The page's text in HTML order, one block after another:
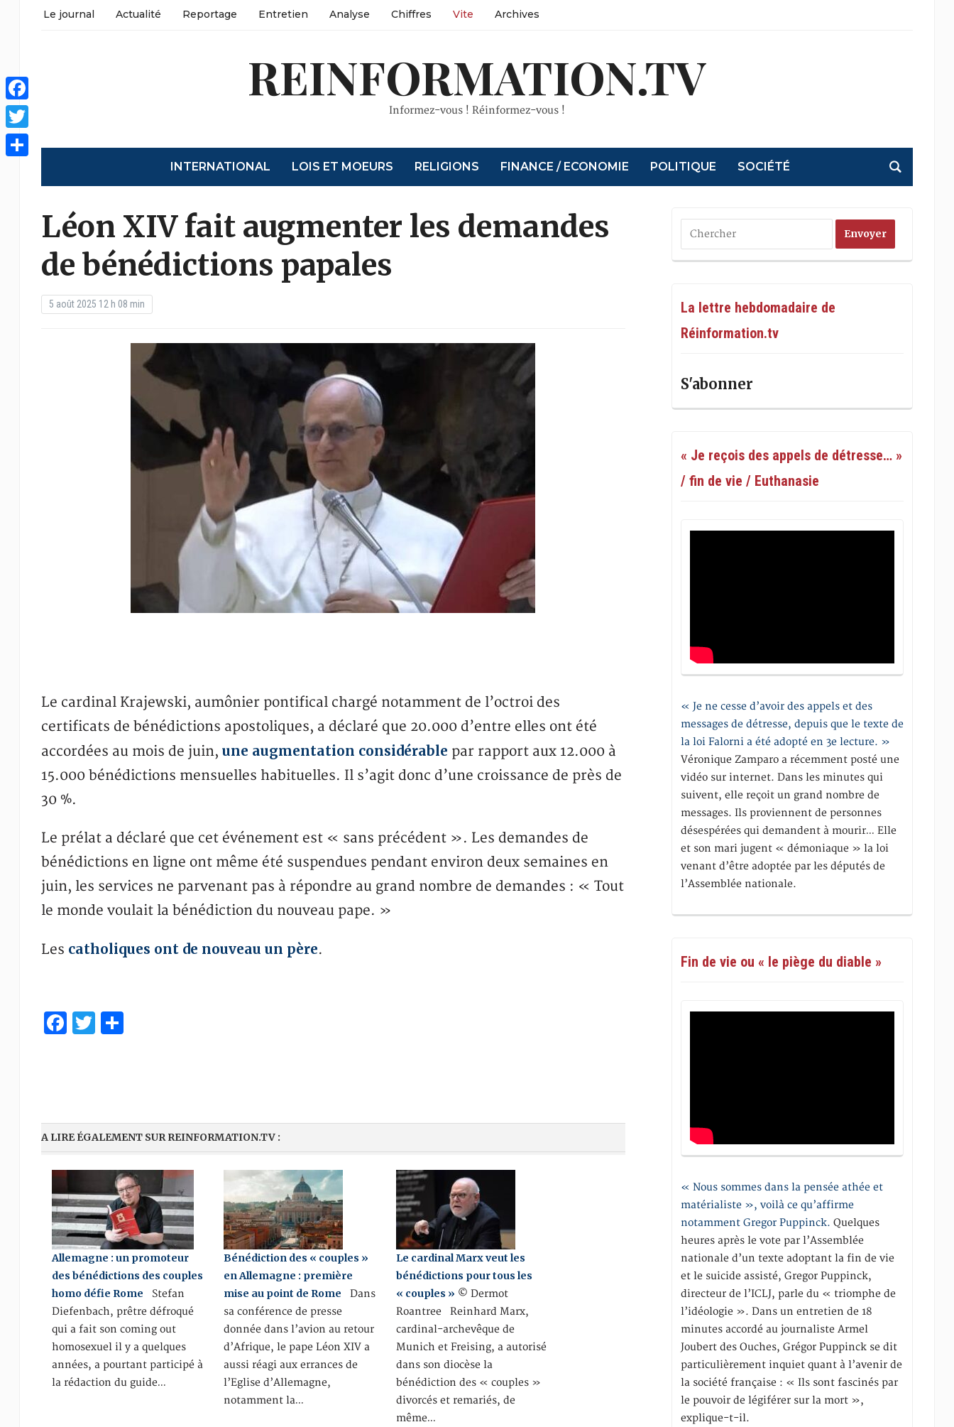
Le journal Actualité Reportage Entretien Analyse Chiffres Vite Archives
REINFORMATION.TV
Informez-vous ! Réinformez-vous !
INTERNATIONAL LOIS ET MOEURS RELIGIONS FINANCE / ECONOMIE POLITIQUE SOCIÉTÉ
Léon XIV fait augmenter les demandes
de bénédictions papales
5 août 2025 12 h 08 min
Le cardinal Krajewski, aumônier pontifical chargé notamment de l’octroi des
certificats de bénédictions apostoliques, a déclaré que 20.000 d’entre elles ont été
accordées au mois de juin, une augmentation considérable par rapport aux 12.000 à
15.000 bénédictions mensuelles habituelles. Il s’agit donc d’une croissance de près de
30 %.
Le prélat a déclaré que cet événement est « sans précédent ». Les demandes de
bénédictions en ligne ont même été suspendues pendant environ deux semaines en
juin, les services ne parvenant pas à répondre au grand nombre de demandes : « Tout
le monde voulait la bénédiction du nouveau pape. »
Les catholiques ont de nouveau un père.
Facebook
Twitter
Partager
A LIRE ÉGALEMENT SUR REINFORMATION.TV :
Allemagne : un promoteur
des bénédictions des couples
homo défie Rome Stefan
Diefenbach, prêtre défroqué
qui a fait son coming out
homosexuel il y a quelques
années, a pourtant participé à
la rédaction du guide…
Bénédiction des « couples »
en Allemagne : première
mise au point de Rome Dans
sa conférence de presse
donnée dans l’avion au retour
d’Afrique, le pape Léon XIV a
aussi réagi aux errances de
l’Eglise d’Allemagne,
notamment la…
Le cardinal Marx veut les
bénédictions pour tous les
« couples » © Dermot
Roantree Reinhard Marx,
cardinal-archevêque de
Munich et Freising, a autorisé
dans son diocèse la
bénédiction des « couples »
divorcés et remariés, de
même…
La lettre hebdomadaire de
Réinformation.tv
S'abonner
« Je reçois des appels de détresse… »
/ fin de vie / Euthanasie
« Je ne cesse d’avoir des appels et des
messages de détresse, depuis que le texte de
la loi Falorni a été adopté en 3e lecture. »
Véronique Zamparo a récemment posté une
vidéo sur internet. Dans les minutes qui
suivent, elle reçoit un grand nombre de
messages. Ils proviennent de personnes
désespérées qui demandent à mourir… Elle
et son mari jugent « démoniaque » la loi
venant d’être adoptée par les députés de
l’Assemblée nationale.
Fin de vie ou « le piège du diable »
« Nous sommes dans la pensée athée et
matérialiste », voilà ce qu’affirme
notamment Gregor Puppinck. Quelques
heures après le vote par l’Assemblée
nationale d’un texte adoptant la fin de vie
et le suicide assisté, Gregor Puppinck,
directeur de l’ICLJ, parle du « triomphe de
l’idéologie ». Dans un entretien de 18
minutes accordé au journaliste Armel
Joubert des Ouches, Grégor Puppinck se dit
particulièrement inquiet quant à l’avenir de
la société française : « Ils sont fascinés par
le pouvoir de légiférer sur la mort »,
explique-t-il.
Facebook
Twitter